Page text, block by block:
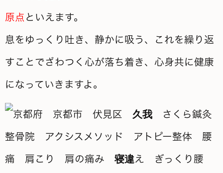
原点 といえます。
息をゆっくり吐き、静かに吸う、これを繰り返
すことでざわつく心が落ち着き、心身共に健康
になっていきますよ。